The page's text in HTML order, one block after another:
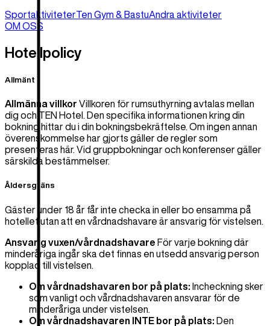
SportaktiviteterTen Gym & BastuAndra aktiviteter
OM OSS
Hotellpolicy
Allmänt
Allmänna villkor Villkoren för rumsuthyrning avtalas mellan
dig och TEN Hotel. Den specifika informationen kring din
bokning hittar du i din bokningsbekräftelse. Om ingen annan
överenskommelse har gjorts gäller de regler som
presenteras här. Vid gruppbokningar och konferenser gäller
särskilda bestämmelser.
Åldersgräns
Gäster under 18 år får inte checka in eller bo ensamma på
hotellet utan att en vårdnadshavare är ansvarig för vistelsen.
Ansvarig vuxen/vårdnadshavare För varje bokning där
minderåriga ingår ska det finnas en utsedd ansvarig person
kopplad till vistelsen.
Om vårdnadshavaren bor på plats: Incheckning sker
som vanligt och vårdnadshavaren ansvarar för de
minderåriga under vistelsen.
Om vårdnadshavaren INTE bor på plats: Den